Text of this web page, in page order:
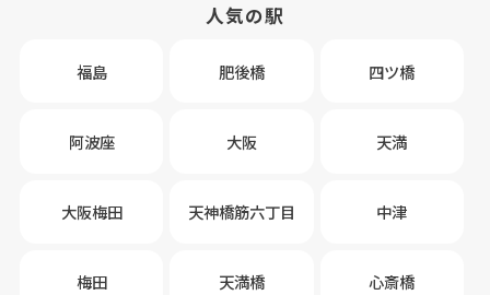
人気の駅
福島 肥後橋 四ツ橋
阿波座 大阪 天満
大阪梅田 天神橋筋六丁目 中津
梅田 天満橋 心斎橋